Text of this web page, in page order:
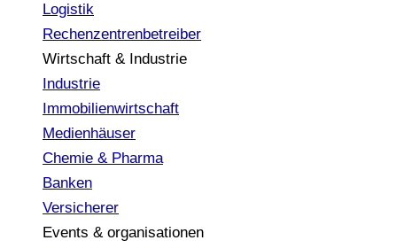
Logistik
Rechenzentrenbetreiber
Wirtschaft & Industrie
Industrie
Immobilienwirtschaft
Medienhäuser
Chemie & Pharma
Banken
Versicherer
Events & organisationen